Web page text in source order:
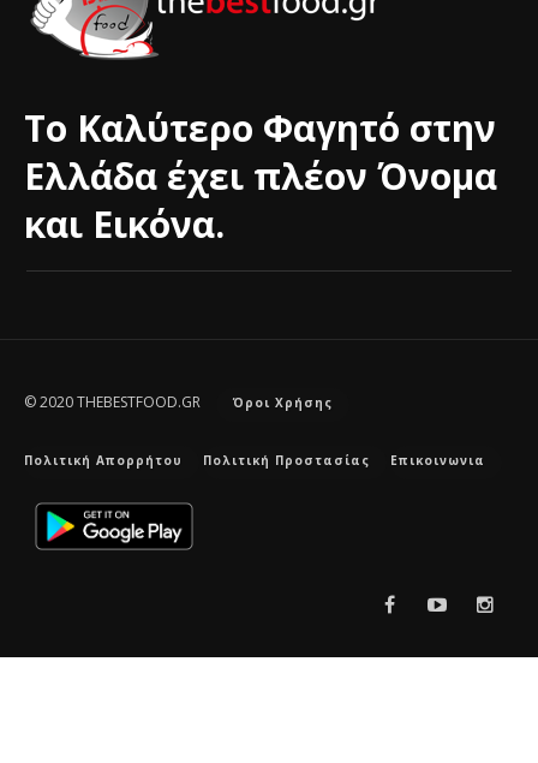
Το Καλύτερο Φαγητό στην
Ελλάδα έχει πλέον Όνομα
και Εικόνα.
© 2020 THEBESTFOOD.GR Όροι Χρήσης
Πολιτική Απορρήτου Πολιτική Προστασίας Επικοινωνια